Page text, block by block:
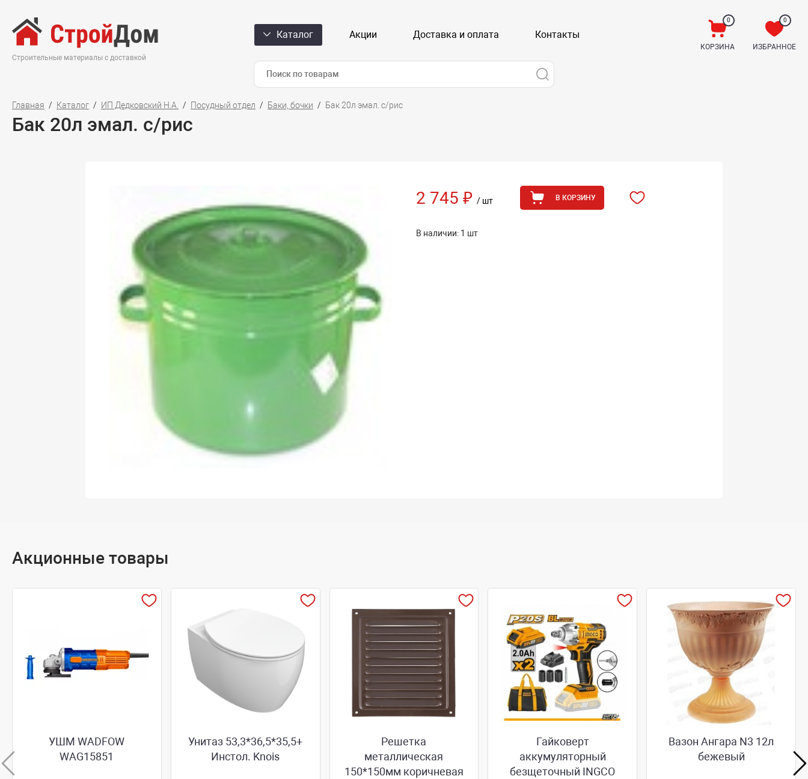
Строительные материалы с доставкой
Каталог Акции Доставка и оплата Контакты
0
КОРЗИНА
0
ИЗБРАННОЕ
Главная Каталог ИП Дедковский Н.А. Посудный отдел Баки, бочки Бак 20л эмал. с/рис
Бак 20л эмал. с/рис
2 745 ₽ / шт В КОРЗИНУ
В наличии: 1 шт
Акционные товары
УШМ WADFOW
WAG15851
Унитаз 53,3*36,5*35,5+
Инстол. Knois
Решетка
металлическая
150*150мм коричневая
Гайковерт
аккумуляторный
безщеточный INGCO
Вазон Ангара N3 12л
бежевый